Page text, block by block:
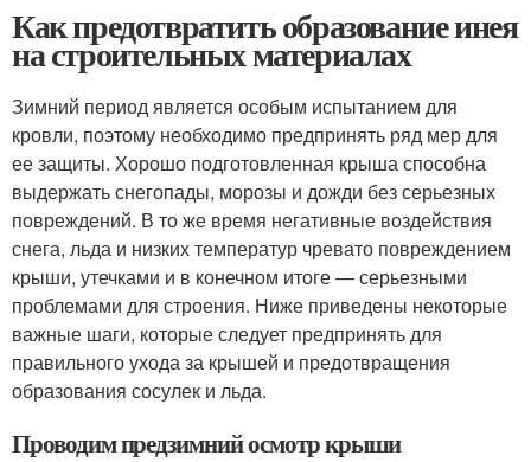
Как предотвратить образование инея
на строительных материалах
Зимний период является особым испытанием для
кровли, поэтому необходимо предпринять ряд мер для
ее защиты. Хорошо подготовленная крыша способна
выдержать снегопады, морозы и дожди без серьезных
повреждений. В то же время негативные воздействия
снега, льда и низких температур чревато повреждением
крыши, утечками и в конечном итоге — серьезными
проблемами для строения. Ниже приведены некоторые
важные шаги, которые следует предпринять для
правильного ухода за крышей и предотвращения
образования сосулек и льда.
Проводим предзимний осмотр крыши